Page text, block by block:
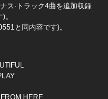
ス·トラック4曲を追加収録
。
と同内容です)。
HERE